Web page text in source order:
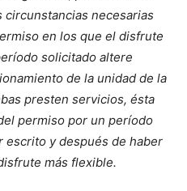
circunstancias necesarias
en los que el disfrute
solicitado altere
de la unidad de la
presten servicios, ésta
permiso por un período
escrito y después de haber
más flexible.